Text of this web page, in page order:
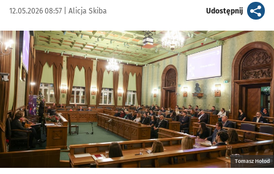
Data publikacji:
12.05.2026 08:57 | Autor:
Alicja Skiba Udostępnijartykuł
Kliknij, aby powiększyć
Tomasz Hołod